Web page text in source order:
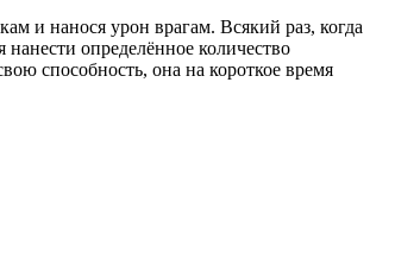
и нанося урон врагам. Всякий раз, когда
определённое количество
способность, она на короткое время